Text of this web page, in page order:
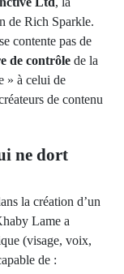
de Rich Sparkle.
contente pas de
de contrôle de la
» à celui de
de contenu
ne dort
la création d’un
Lame a
(visage, voix,
de :